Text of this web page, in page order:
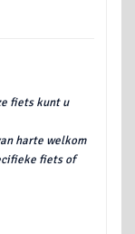
fiets kunt u
harte welkom
fiets of